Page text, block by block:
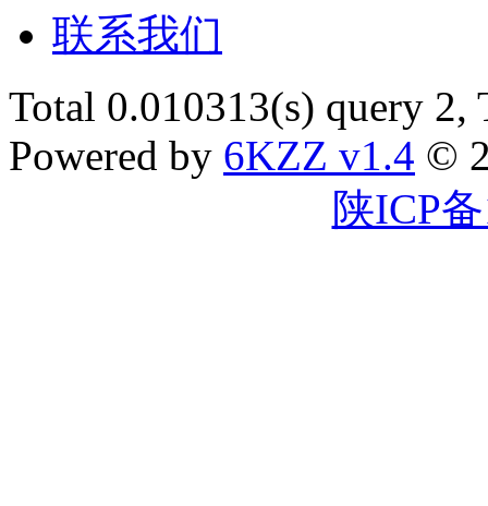
联系我们
Total 0.010313(s) query
Powered by 6KZZ v1.4 ©
陕ICP